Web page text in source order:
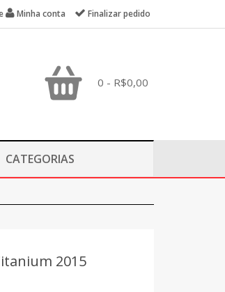
Minha conta Finalizar pedido
0 - R$0,00
CATEGORIAS
2015